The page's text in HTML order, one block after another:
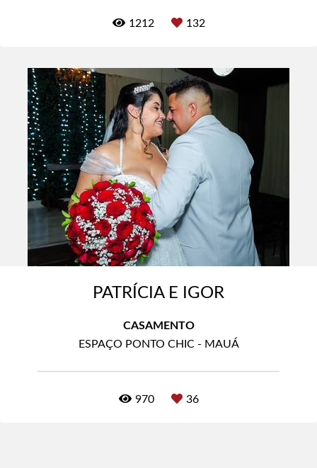
1212 132
PATRÍCIA E IGOR
CASAMENTO
ESPAÇO PONTO CHIC - MAUÁ
970 36